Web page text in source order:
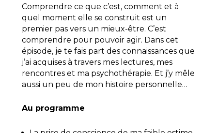
Comprendre ce que c’est, comment et à
quel moment elle se construit est un
premier pas vers un mieux-être. C’est
comprendre pour pouvoir agir. Dans cet
épisode, je te fais part des connaissances que
j’ai acquises à travers mes lectures, mes
rencontres et ma psychothérapie. Et j’y mêle
aussi un peu de mon histoire personnelle…
Au programme